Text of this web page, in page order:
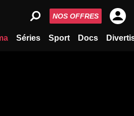
Séries Sport Docs
NOS OFFRES